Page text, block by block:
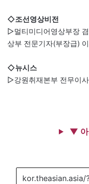
◇조선영상비전
▷멀티미디어영상부장
상부 전문기자(부장급)
◇뉴시스
▷강원취재본부 전무이
▼ 아